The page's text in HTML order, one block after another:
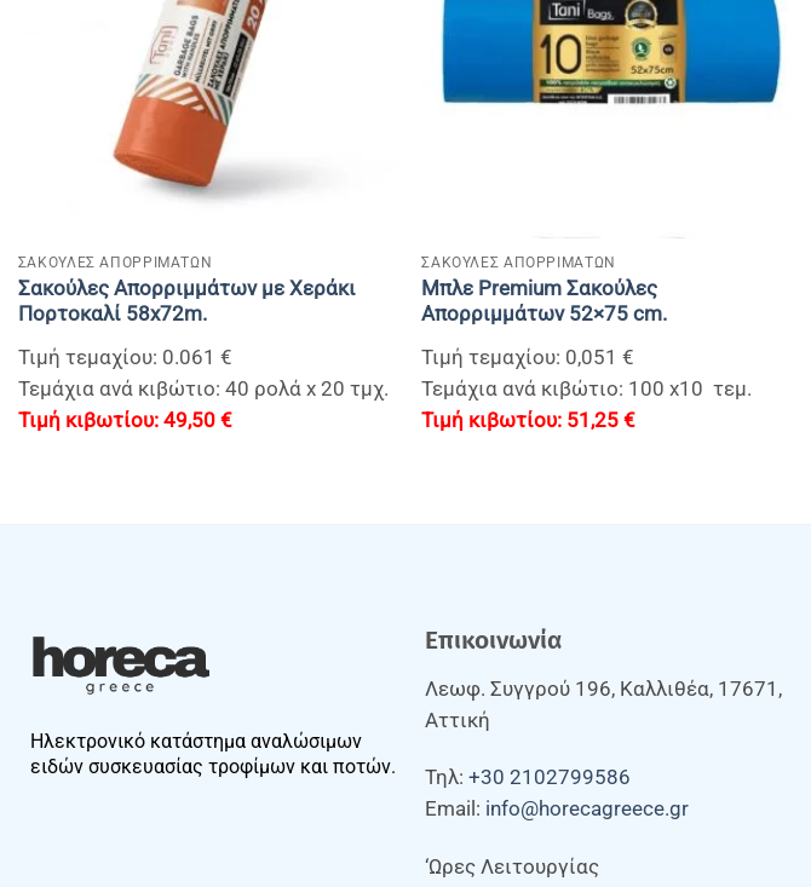
ΣΑΚΟΥΛΕΣ ΑΠΟΡΡΙΜΑΤΩΝ
Σακούλες Απορριμμάτων με Χεράκι
Πορτοκαλί 58x72m.
Τιμή τεμαχίου: 0.061 €
Τεμάχια ανά κιβώτιο: 40 ρολά x 20 τμχ.
49,50 €
ΣΑΚΟΥΛΕΣ ΑΠΟΡΡΙΜΑΤΩΝ
Μπλε Premium Σακούλες
Απορριμμάτων 52×75 cm.
Τιμή τεμαχίου: 0,051 €
Τεμάχια ανά κιβώτιο: 100 x10 τεμ.
51,25€
Ηλεκτρονικό κατάστημα αναλώσιμων
ειδών συσκευασίας τροφίμων και ποτών.
Επικοινωνία
Λεωφ. Συγγρού 196, Καλλιθέα, 17671,
Αττική
Τηλ: +30 2102799586
Email: info@horecagreece.gr
‘Ωρες Λειτουργίας